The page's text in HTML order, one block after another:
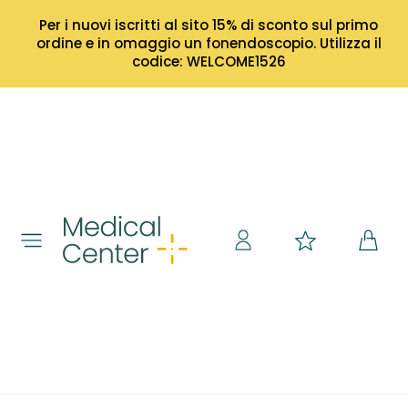
Per i nuovi iscritti al sito 15% di sconto sul primo
ordine e in omaggio un fonendoscopio. Utilizza il
codice: WELCOME1526